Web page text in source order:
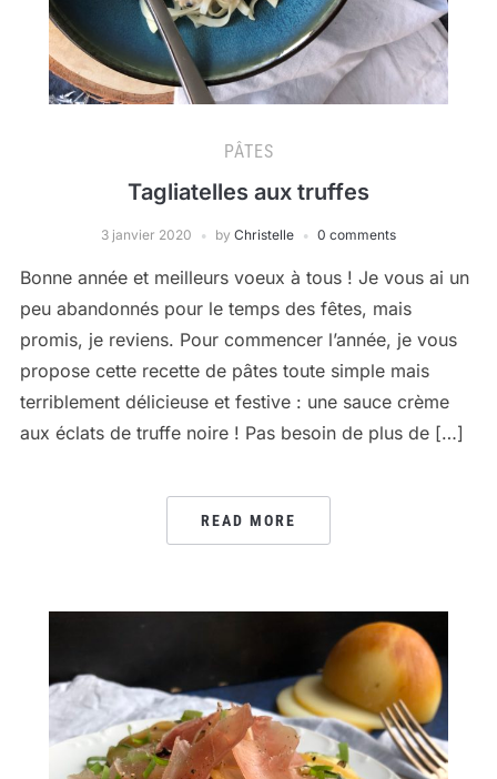
PÂTES
Tagliatelles aux truffes
3 janvier 2020 by Christelle 0 comments
Bonne année et meilleurs voeux à tous ! Je vous ai un
peu abandonnés pour le temps des fêtes, mais
promis, je reviens. Pour commencer l’année, je vous
propose cette recette de pâtes toute simple mais
terriblement délicieuse et festive : une sauce crème
aux éclats de truffe noire ! Pas besoin de plus de […]
READ MORE